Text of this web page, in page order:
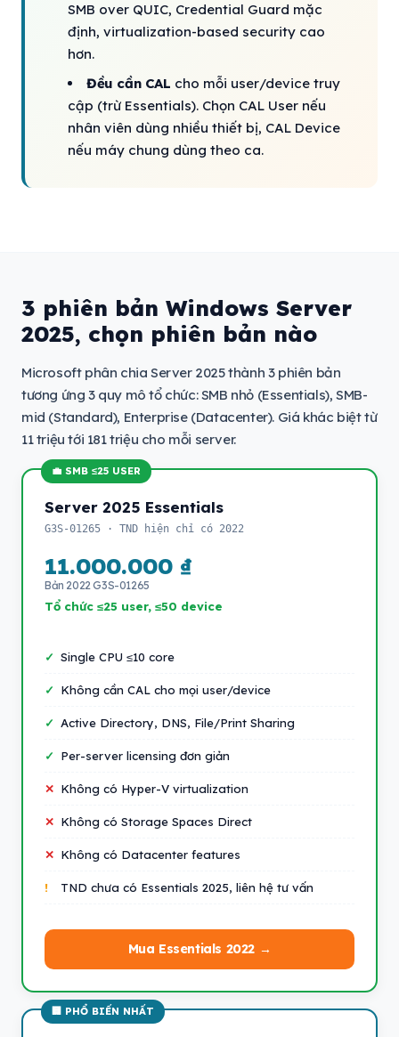
SMB over QUIC, Credential Guard mặc
định, virtualization-based security cao
hơn.
Đều cần CAL cho mỗi user/device truy
cập (trừ Essentials). Chọn CAL User nếu
nhân viên dùng nhiều thiết bị, CAL Device
nếu máy chung dùng theo ca.
3 phiên bản Windows Server
2025, chọn phiên bản nào
Microsoft phân chia Server 2025 thành 3 phiên bản
tương ứng 3 quy mô tổ chức: SMB nhỏ (Essentials), SMB-
mid (Standard), Enterprise (Datacenter). Giá khác biệt từ
11 triệu tới 181 triệu cho mỗi server.
Server 2025 Essentials
G3S-01265 · TND hiện chỉ có 2022
11.000.000 ₫
Bản 2022 G3S-01265
Tổ chức ≤25 user, ≤50 device
Single CPU ≤10 core
Không cần CAL cho mọi user/device
Active Directory, DNS, File/Print Sharing
Per-server licensing đơn giản
Không có Hyper-V virtualization
Không có Storage Spaces Direct
Không có Datacenter features
TND chưa có Essentials 2025, liên hệ tư vấn
Mua Essentials 2022 →